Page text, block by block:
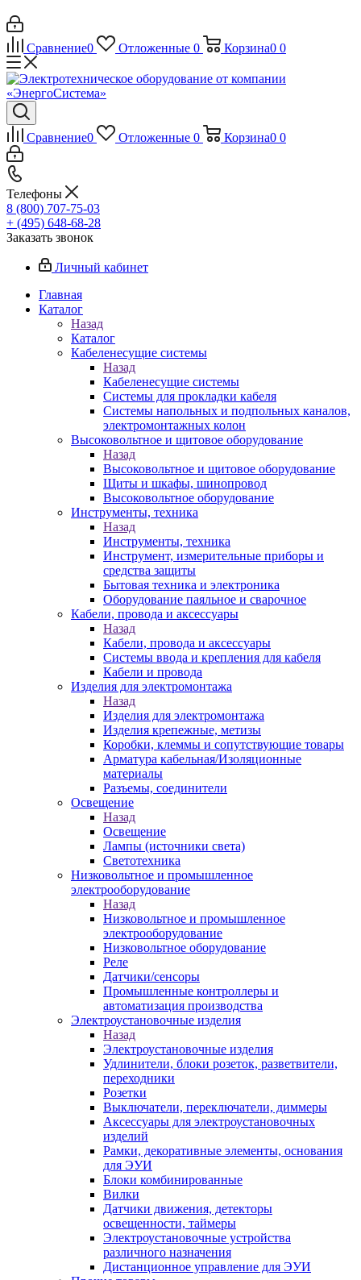
Сравнение0 Отложенные 0 Корзина0 0
Сравнение0 Отложенные 0 Корзина0 0
Телефоны
8 (800) 707-75-03
+ (495) 648-68-28
Заказать звонок
Личный кабинет
Главная
Каталог
Назад
Каталог
Кабеленесущие системы
Назад
Кабеленесущие системы
Системы для прокладки кабеля
Системы напольных и подпольных каналов,
электромонтажных колон
Высоковольтное и щитовое оборудование
Назад
Высоковольтное и щитовое оборудование
Щиты и шкафы, шинопровод
Высоковольтное оборудование
Инструменты, техника
Назад
Инструменты, техника
Инструмент, измерительные приборы и
средства защиты
Бытовая техника и электроника
Оборудование паяльное и сварочное
Кабели, провода и аксессуары
Назад
Кабели, провода и аксессуары
Системы ввода и крепления для кабеля
Кабели и провода
Изделия для электромонтажа
Назад
Изделия для электромонтажа
Изделия крепежные, метизы
Коробки, клеммы и сопутствующие товары
Арматура кабельная/Изоляционные
материалы
Разъемы, соединители
Освещение
Назад
Освещение
Лампы (источники света)
Светотехника
Низковольтное и промышленное
электрооборудование
Назад
Низковольтное и промышленное
электрооборудование
Низковольтное оборудование
Реле
Датчики/сенсоры
Промышленные контроллеры и
автоматизация производства
Электроустановочные изделия
Назад
Электроустановочные изделия
Удлинители, блоки розеток, разветвители,
переходники
Розетки
Выключатели, переключатели, диммеры
Аксессуары для электроустановочных
изделий
Рамки, декоративные элементы, основания
для ЭУИ
Блоки комбинированные
Вилки
Датчики движения, детекторы
освещенности, таймеры
Электроустановочные устройства
различного назначения
Дистанционное управление для ЭУИ